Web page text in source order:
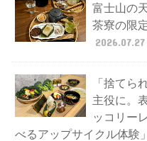
富士山の
茶寮の限
2026.07.27
「捨てら
主役に。
ッコリー
べるアップサイクル体験